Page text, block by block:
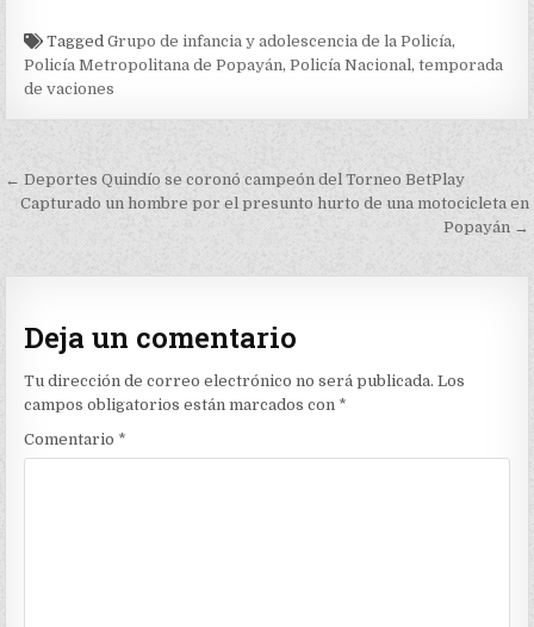
TaggedGrupo de infancia y adolescencia de la Policía,
Policía Metropolitana de Popayán,Policía Nacional,temporada
de vaciones
Navegación
de
← Deportes Quindío se coronó campeón del Torneo BetPlay
Capturado un hombre por el presunto hurto de una motocicleta en
Popayán →
Deja un comentario
Tu dirección de correo electrónico no será publicada. Los
campos obligatorios están marcados con *
Comentario *